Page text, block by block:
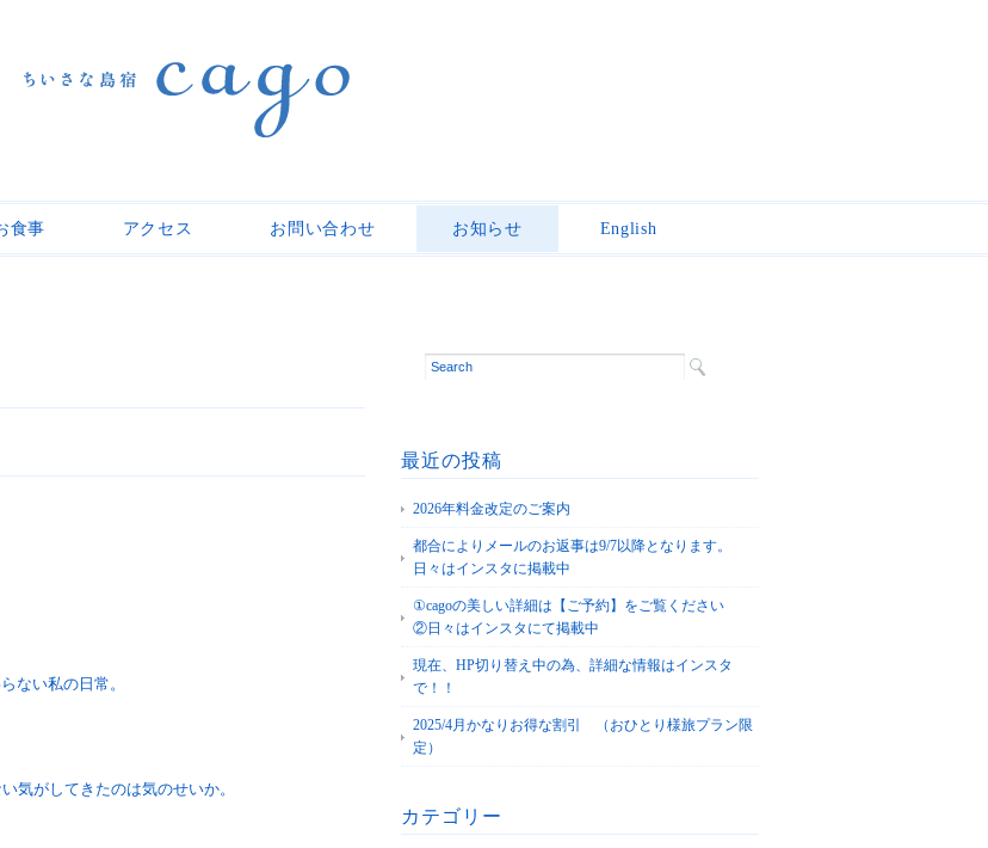
食事 アクセス お問い合わせ お知らせ English
ない私の日常。
気がしてきたのは気のせいか。
最近の投稿
2026年料金改定のご案内
都合によりメールのお返事は9/7以降となります。
日々はインスタに掲載中
①cagoの美しい詳細は【ご予約】をご覧ください
②日々はインスタにて掲載中
現在、HP切り替え中の為、詳細な情報はインスタ
で！！
2025/4月かなりお得な割引 （おひとり様旅プラン限
定）
カテゴリー